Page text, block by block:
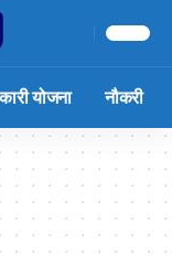
योजना नौकरी